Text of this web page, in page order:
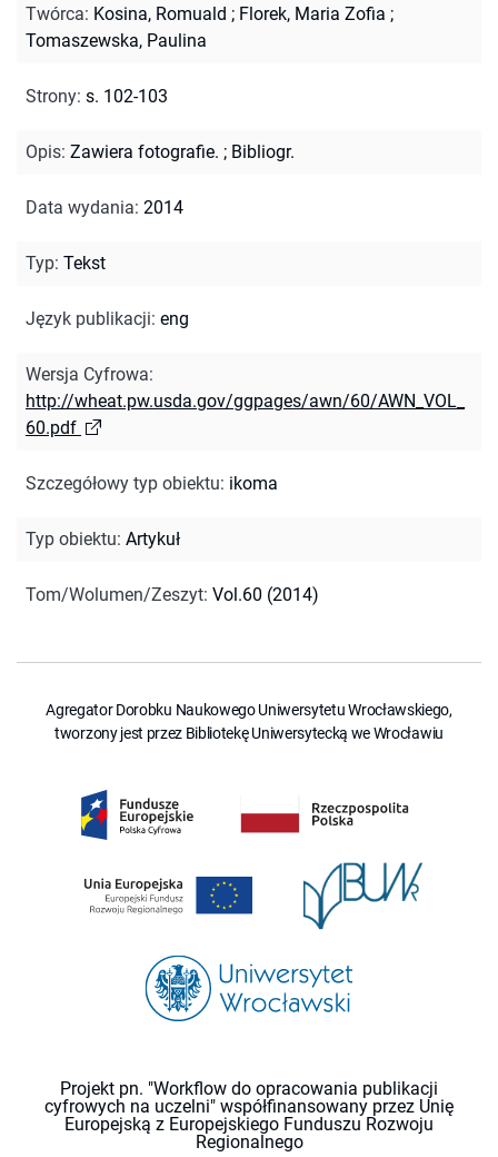
Twórca: Kosina, Romuald ; Florek, Maria Zofia ;
Tomaszewska, Paulina
Strony: s. 102-103
Opis: Zawiera fotografie. ; Bibliogr.
Data wydania: 2014
Typ: Tekst
Język publikacji: eng
Wersja Cyfrowa:
http://wheat.pw.usda.gov/ggpages/awn/60/AWN_VOL_
60.pdf
Szczegółowy typ obiektu: ikoma
Typ obiektu: Artykuł
Tom/Wolumen/Zeszyt: Vol.60 (2014)
Agregator Dorobku Naukowego Uniwersytetu Wrocławskiego,
tworzony jest przez Bibliotekę Uniwersytecką we Wrocławiu
Projekt pn. "Workflow do opracowania publikacji
cyfrowych na uczelni" współfinansowany przez Unię
Europejską z Europejskiego Funduszu Rozwoju
Regionalnego